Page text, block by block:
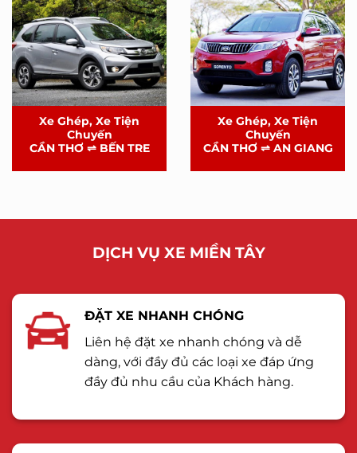
Xe Ghép, Xe Tiện
Chuyến
CẦN THƠ ⇌ BẾN TRE
Xe Ghép, Xe Tiện
Chuyến
CẦN THƠ ⇌ AN GIANG
DỊCH VỤ XE MIỀN TÂY
ĐẶT XE NHANH CHÓNG
Liên hệ đặt xe nhanh chóng và dễ
dàng, với đầy đủ các loại xe đáp ứng
đầy đủ nhu cầu của Khách hàng.